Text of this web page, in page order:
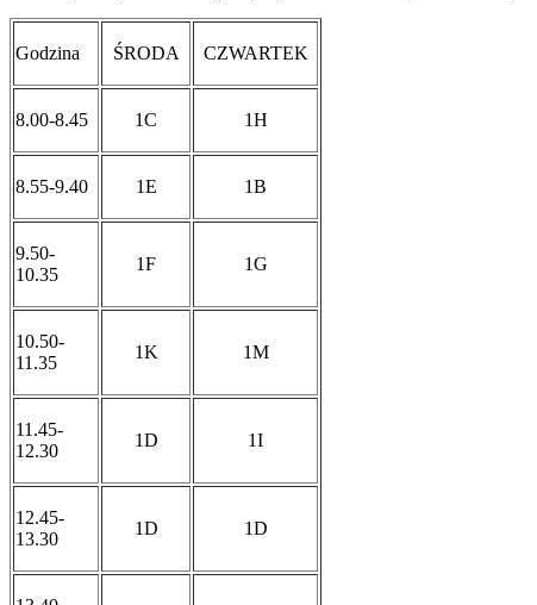
Godzina ŚRODA CZWARTEK
8.00-8.45 1C 1H
8.55-9.40 1E 1B
9.50-
10.35
1F 1G
10.50-
11.35
1K 1M
11.45-
12.30
1D 1I
12.45-
13.30
1D 1D